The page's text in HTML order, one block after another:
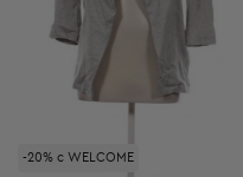
-20% с WELCOME